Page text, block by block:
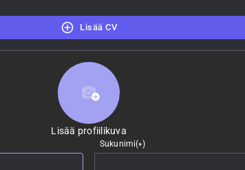
Lisää CV
Lisää profiilikuva
Lisää profiilikuva
Sukunimi(*)